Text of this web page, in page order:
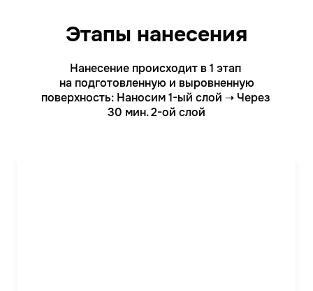
Этапы нанесения
Нанесение происходит в 1 этап
на подготовленную и выровненную
поверхность: Наносим 1-ый слой ➝ Через
30 мин. 2-ой слой